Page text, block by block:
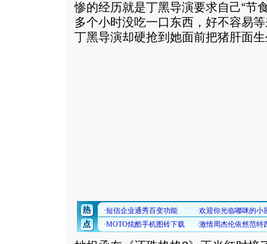
惨的经历就是丁黑导演要求自己“节
多个小时没吃一口东西，好不容易
丁黑导演却硬抢到她面前把猪肝面